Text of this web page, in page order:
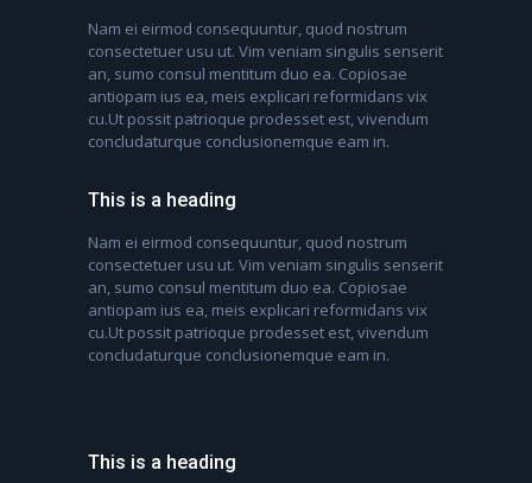
Nam ei eirmod consequuntur, quod nostrum
consectetuer usu ut. Vim veniam singulis senserit
an, sumo consul mentitum duo ea. Copiosae
antiopam ius ea, meis explicari reformidans vix
cu.Ut possit patrioque prodesset est, vivendum
concludaturque conclusionemque eam in.
This is a heading
Nam ei eirmod consequuntur, quod nostrum
consectetuer usu ut. Vim veniam singulis senserit
an, sumo consul mentitum duo ea. Copiosae
antiopam ius ea, meis explicari reformidans vix
cu.Ut possit patrioque prodesset est, vivendum
concludaturque conclusionemque eam in.
This is a heading